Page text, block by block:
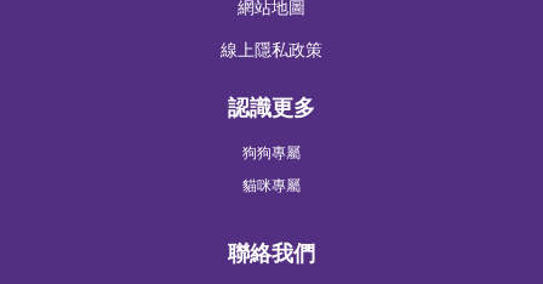
網站地圖
線上隱私政策
認識更多
狗狗專屬
貓咪專屬
聯絡我們